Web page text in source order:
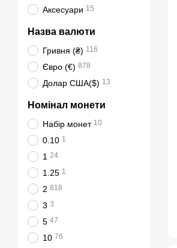
Аксесуари 15
Назва валюти
Гривня (₴) 116
Євро (€) 878
Долар США($) 13
Номінал монети
Набір монет 10
0.10 1
1 24
1.25 1
2 818
3 3
5 47
10 76